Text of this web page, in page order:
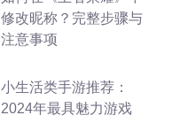
修改昵称？完整步骤与
注意事项
小生活类手游推荐：
2024年最具魅力游戏